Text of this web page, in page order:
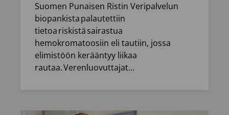
Suomen Punaisen Ristin Veripalvelun
biopankista palautettiin
tietoa riskistä sairastua
hemokromatoosiin eli tautiin, jossa
elimistöön kerääntyy liikaa
rautaa. Verenluovuttajat…